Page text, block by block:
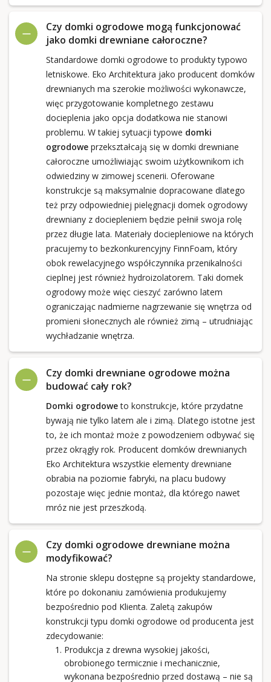
Czy domki ogrodowe mogą funkcjonować
jako domki drewniane całoroczne?
Standardowe domki ogrodowe to produkty typowo
letniskowe. Eko Architektura jako producent domków
drewnianych ma szerokie możliwości wykonawcze,
więc przygotowanie kompletnego zestawu
docieplenia jako opcja dodatkowa nie stanowi
problemu. W takiej sytuacji typowe domki
ogrodoweprzekształcają się w domki drewniane
całoroczne umożliwiając swoim użytkownikom ich
odwiedziny w zimowej scenerii. Oferowane
konstrukcje są maksymalnie dopracowane dlatego
też przy odpowiedniej pielęgnacji domek ogrodowy
drewniany z dociepleniem będzie pełnił swoja rolę
przez długie lata. Materiały dociepleniowe na których
pracujemy to bezkonkurencyjny FinnFoam, który
obok rewelacyjnego współczynnika przenikalności
cieplnej jest również hydroizolatorem. Taki domek
ogrodowy może więc cieszyć zarówno latem
ograniczając nadmierne nagrzewanie się wnętrza od
promieni słonecznych ale również zimą – utrudniając
wychładzanie wnętrza.
Czy domki drewniane ogrodowe można
budować cały rok?
Domki ogrodoweto konstrukcje, które przydatne
bywają nie tylko latem ale i zimą. Dlatego istotne jest
to, że ich montaż może z powodzeniem odbywać się
przez okrągły rok. Producent domków drewnianych
Eko Architektura wszystkie elementy drewniane
obrabia na poziomie fabryki, na placu budowy
pozostaje więc jednie montaż, dla którego nawet
mróz nie jest przeszkodą.
Czy domki ogrodowe drewniane można
modyfikować?
Na stronie sklepu dostępne są projekty standardowe,
które po dokonaniu zamówienia produkujemy
bezpośrednio pod Klienta. Zaletą zakupów
konstrukcji typu domki ogrodowe od producenta jest
zdecydowanie:
Produkcja z drewna wysokiej jakości,
obrobionego termicznie i mechanicznie,
wykonana bezpośrednio przed dostawą – nie są